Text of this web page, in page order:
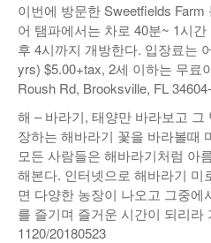
이번에 방문한 Sweetfields
어 탬파에서는 차로 40분~ 1시
후 4시까지 개방한다. 입장료는
yrs) $5.00+tax, 2세 이하는 무료
Roush Rd, Brooksville, FL
해 – 바라기, 태양만 바라보고
장하는 해바라기 꽃을 바라볼때
모든 사람들은 해바라기처럼 아
해본다. 인터넷으로 해바라기
면 다양한 농장이 나오고 그중
를 즐기며 즐거운 시간이 되리라
1120/20180523